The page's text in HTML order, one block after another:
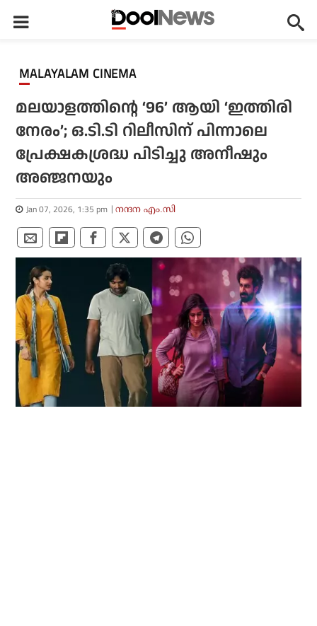
MALAYALAM CINEMA
മലയാളത്തിന്റെ ‘96’ ആയി ‘ഇത്തിരി
നേരം’; ഒ.ടി.ടി റിലീസിന് പിന്നാലെ
പ്രേക്ഷകശ്രദ്ധ പിടിച്ചു അനീഷും
അഞ്ജനയും
Jan 07, 2026, 1:35 pm നന്ദന എം.സി